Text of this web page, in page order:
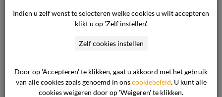
Wat kan ik op de website zetten
over de externe klachtenregeling?
weigeren/opzeggen wanneer mijn
kind diabetes blijkt te hebben?
Indien u zelf wenst te selecteren welke cookies u wilt accepteren
klikt u op 'Zelf instellen'.
Zelf cookies instellen
Door op 'Accepteren' te klikken, gaat u akkoord met het gebruik
van alle cookies zoals genoemd in onscookiebeleid. U kunt alle
cookies weigeren door op 'Weigeren' te klikken.